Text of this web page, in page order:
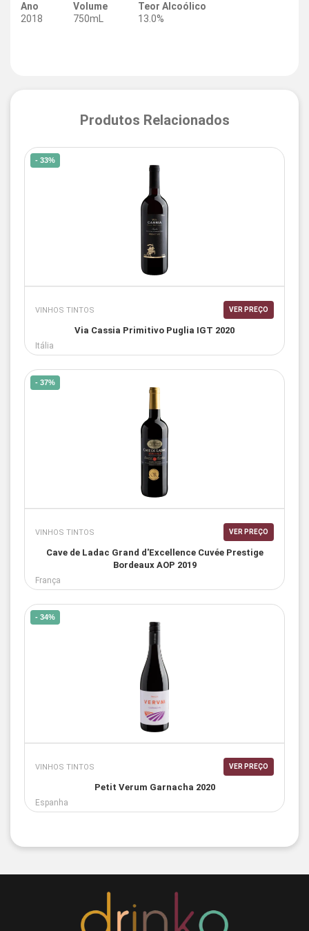
Ano
2018
Volume
750mL
Teor Alcoólico
13.0%
Produtos Relacionados
- 33%
VINHOS TINTOS VER PREÇO
Via Cassia Primitivo Puglia IGT 2020
Itália
- 37%
VINHOS TINTOS VER PREÇO
Cave de Ladac Grand d'Excellence Cuvée Prestige
Bordeaux AOP 2019
França
- 34%
VINHOS TINTOS VER PREÇO
Petit Verum Garnacha 2020
Espanha